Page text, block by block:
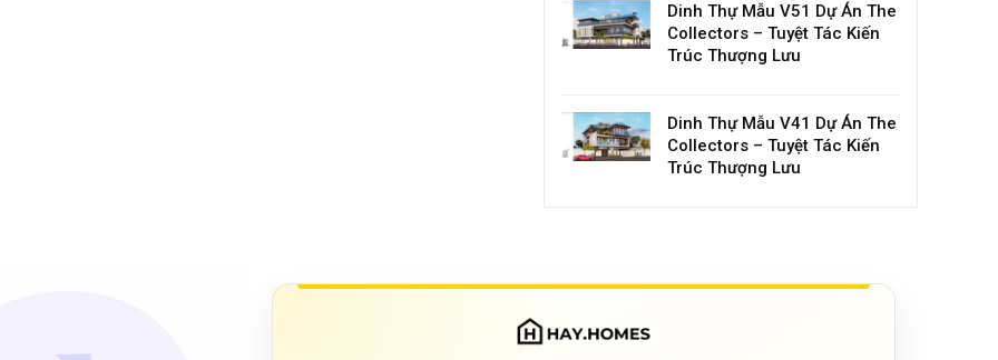
Dinh Thự Mẫu V51 Dự Án The
Collectors – Tuyệt Tác Kiến
Trúc Thượng Lưu
Dinh Thự Mẫu V41 Dự Án The
Collectors – Tuyệt Tác Kiến
Trúc Thượng Lưu